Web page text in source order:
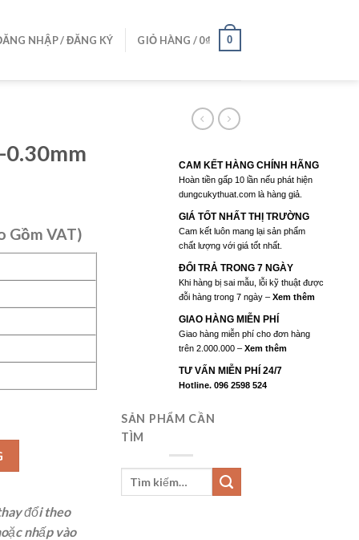
NHẬP / ĐĂNG KÝ GIỎ HÀNG /0₫ 0
0.30mm
Gồm VAT)
lượng
đổi theo
nhấp vào
CAM KẾT HÀNG CHÍNH HÃNG
Hoàn tiền gấp 10 lần nếu phát hiện
dungcukythuat.com là hàng giả.
GIÁ TỐT NHẤT THỊ TRƯỜNG
Cam kết luôn mang lại sản phẩm
chất lượng với giá tốt nhất.
ĐỔI TRẢ TRONG 7 NGÀY
Khi hàng bị sai mẫu, lỗi kỹ thuật được
đỗi hàng trong 7 ngày – Xem thêm
GIAO HÀNG MIỄN PHÍ
Giao hàng miễn phí cho đơn hàng
trên 2.000.000 – Xem thêm
TƯ VẤN MIỄN PHÍ 24/7
Hotline. 096 2598 524
SẢN PHẨM CẦN
TÌM